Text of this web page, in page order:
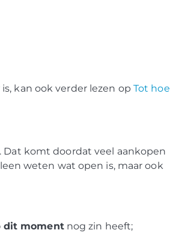
kan ook verder lezen op Tot hoe
Dat komt doordat veel aankopen
weten wat open is, maar ook
dit momentnog zin heeft;